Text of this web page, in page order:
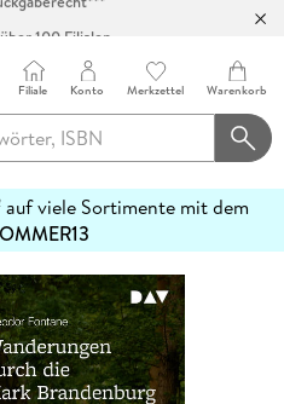
100 Filialen
Filiale Konto Merkzettel Warenkorb
auf viele Sortimente mit dem